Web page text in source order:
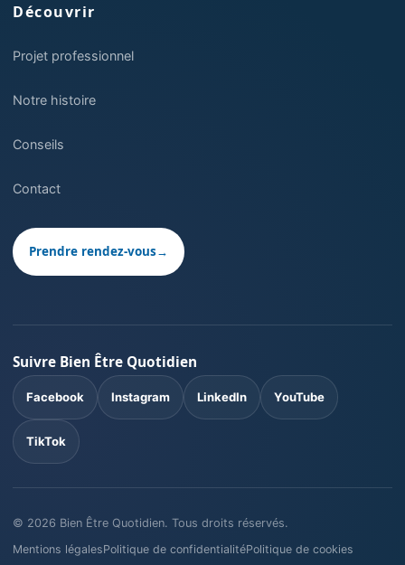
Découvrir
Projet professionnel
Notre histoire
Conseils
Contact
Prendre rendez-vous→
Suivre Bien Être Quotidien
Facebook Instagram LinkedIn YouTube
TikTok
© 2026 Bien Être Quotidien. Tous droits réservés.
Mentions légalesPolitique de confidentialitéPolitique de cookies